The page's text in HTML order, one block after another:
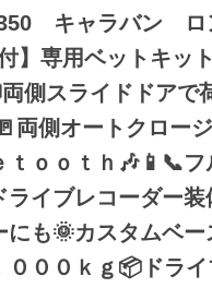
キャラバン ロ
】専用ベットキッ
側スライドドアで
両側オートクロー
ｔｏｏｔｈ🎶📱📞
イブレコーダー装
にも🌞カスタムベ
０００ｋｇ📦ドラ